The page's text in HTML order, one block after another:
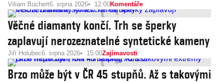
Viliam Buchert6. srpna 2026 12:00Komentáře
Věčné diamanty končí. Trh se šperky
zaplavují nerozeznatelné syntetické kameny
Jiří Holubec6. srpna 2026 15:00Zajímavosti
Brzo může být v ČR 45 stupňů. Až s takovými